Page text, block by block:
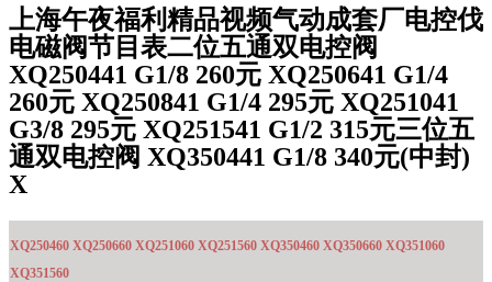
上海午夜福利精品视频气动成套厂电控伐
电磁阀节目表二位五通双电控阀
XQ250441 G1/8 260元 XQ250641 G1/4
260元 XQ250841 G1/4 295元 XQ251041
G3/8 295元 XQ251541 G1/2 315元三位五
通双电控阀 XQ350441 G1/8 340元(中封)
X
XQ250460 XQ250660 XQ251060 XQ251560 XQ350460 XQ350660 XQ351060
XQ351560